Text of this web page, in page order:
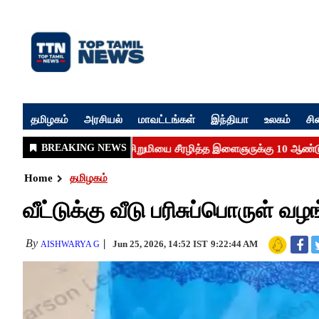
தமிழகம் அரசியல் மாவட்டங்கள் இந்தியா உலகம்
Home தமிழகம்
வீட்டுக்கு வீடு பரிசுப்பொருள்
By AISHWARYA G Jun 25, 2026, 14:52 IST 9:22:44 AM